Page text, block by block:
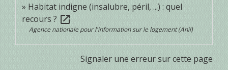
Habitat indigne (insalubre, péril, ...) : quel
recours ? open_in_new
Agence nationale pour l'information sur le logement (Anil)
Signaler une erreur sur cette page